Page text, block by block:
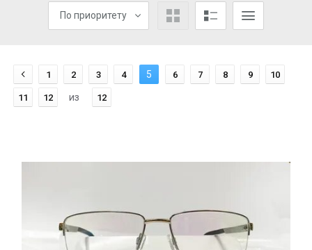
По приоритету
1 2 3 4 5 6 7 8 9 10
11 12 из 12